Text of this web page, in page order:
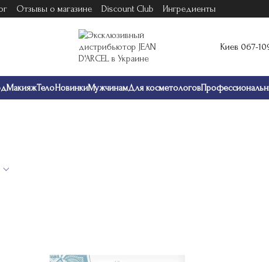
Отзывы о магазине Discount Club
Ингредиенты
Киев 067-
МакияжТелоНовинкиМужчинамДля косметологов